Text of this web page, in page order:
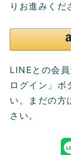
りお進みくだ
LINEとの会
ログイン」ボ
い。まだの方
さい。